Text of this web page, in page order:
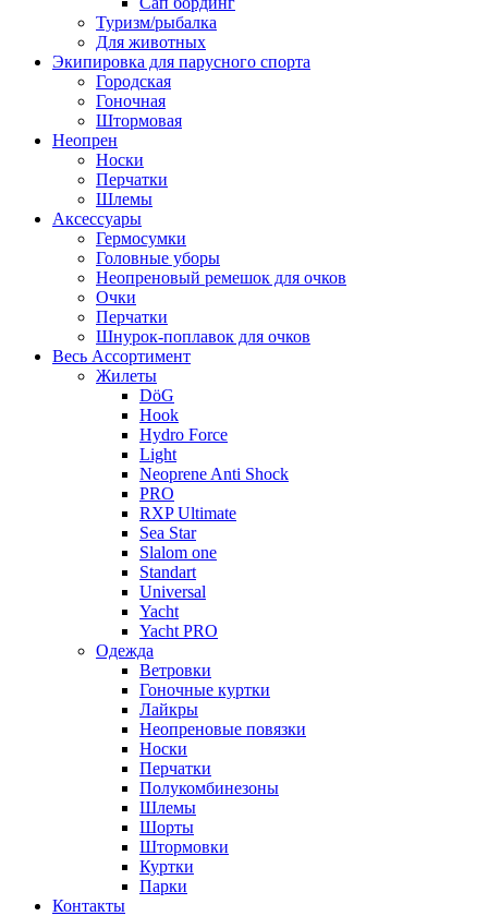
Туризм/рыбалка
Для животных
Экипировка для парусного спорта
Городская
Гоночная
Штормовая
Неопрен
Носки
Перчатки
Шлемы
Аксессуары
Гермосумки
Головные уборы
Неопреновый ремешок для очков
Очки
Перчатки
Шнурок-поплавок для очков
Весь Ассортимент
Жилеты
DöG
Hook
Hydro Force
Light
Neoprene Anti Shock
PRO
RXP Ultimate
Sea Star
Slalom one
Standart
Universal
Yacht
Yacht PRO
Одежда
Ветровки
Гоночные куртки
Лайкры
Неопреновые повязки
Носки
Перчатки
Полукомбинезоны
Шлемы
Шорты
Штормовки
Куртки
Парки
Контакты